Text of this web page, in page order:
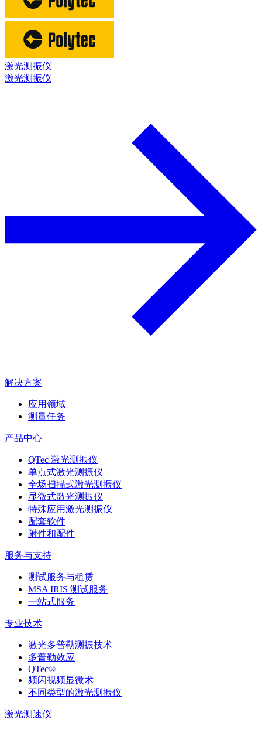
激光测振仪
激光测振仪
解决方案
应用领域
测量任务
产品中心
QTec 激光测振仪
单点式激光测振仪
全场扫描式激光测振仪
显微式激光测振仪
特殊应用激光测振仪
配套软件
附件和配件
服务与支持
测试服务与租赁
MSA IRIS 测试服务
一站式服务
专业技术
激光多普勒测振技术
多普勒效应
QTec®
频闪视频显微术
不同类型的激光测振仪
激光测速仪